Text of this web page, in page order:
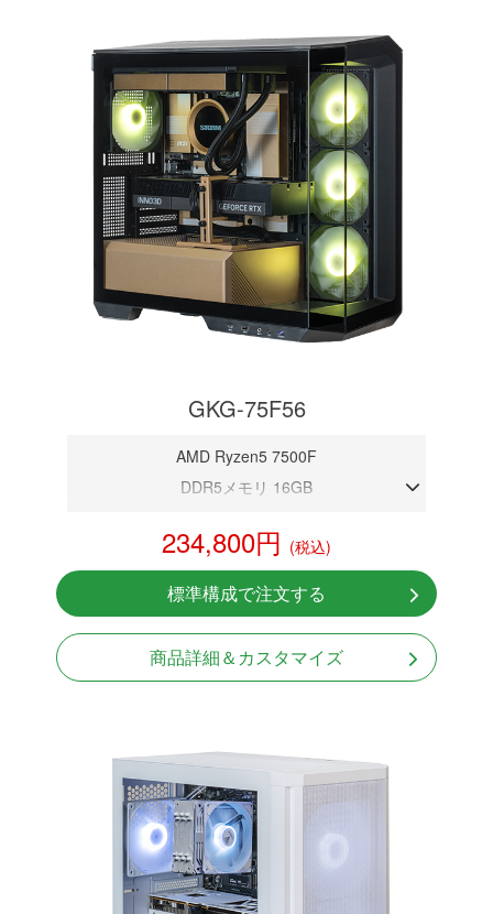
GKG-75F56
AMD Ryzen5 7500F
DDR5メモリ 16GB
NVMeSSD 1TB
無線LAN Bluetooth対応
Windows11 Home 64bit
234,800円 (税込)
標準構成で注文する
商品詳細＆カスタマイズ